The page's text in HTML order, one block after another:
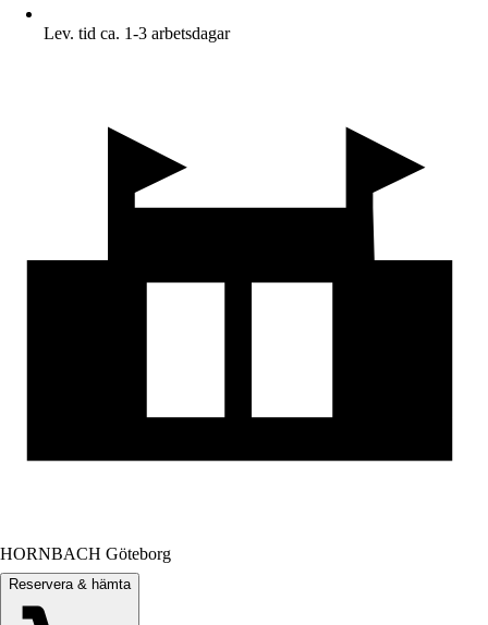
Lev. tid ca. 1-3 arbetsdagar
HORNBACH Göteborg
Reservera & hämta